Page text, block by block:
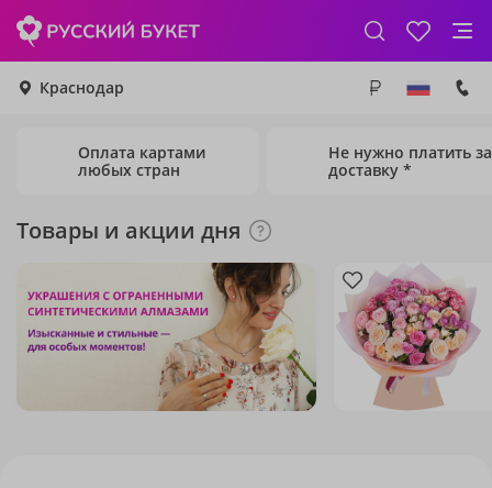
Краснодар
Оплата картами
любых стран
Не нужно платить за
доставку *
Товары и акции дня